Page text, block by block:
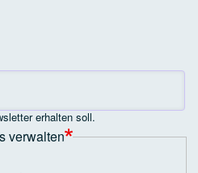
erhalten soll.
verwalten